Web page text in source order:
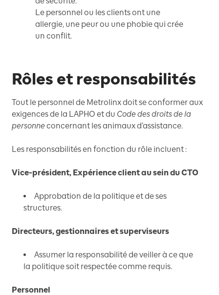
Le personnel ou les clients ont une
allergie, une peur ou une phobie qui crée
un conflit.
Rôles et responsabilités
Tout le personnel de Metrolinx doit se conformer aux
exigences de la LAPHO et du Code des droits de la
personne concernant les animaux d’assistance.
Les responsabilités en fonction du rôle incluent :
Vice-président, Expérience client au sein du CTO
Approbation de la politique et de ses
structures.
Directeurs, gestionnaires et superviseurs
Assumer la responsabilité de veiller à ce que
la politique soit respectée comme requis.
Personnel